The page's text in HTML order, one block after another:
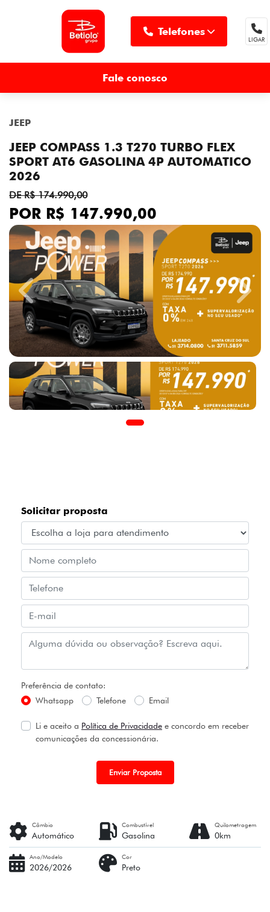
Telefones
LIGAR
Fale conosco
JEEP
JEEP COMPASS 1.3 T270 TURBO FLEX
SPORT AT6 GASOLINA 4P AUTOMATICO
2026
DE R$ 174.990,00
POR R$ 147.990,00
Previous Next
Solicitar proposta
Preferência de contato:
Whatsapp
Telefone Email
Li e aceito a Política de Privacidade e concordo em receber
comunicações da concessionária.
Enviar Proposta
Câmbio
Automático
Combustível
Gasolina
Quilometragem
0km
Ano/Modelo
2026/2026
Cor
Preto